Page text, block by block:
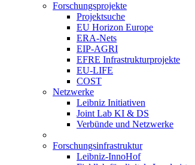
Forschungsprojekte
Projektsuche
EU Horizon Europe
ERA-Nets
EIP-AGRI
EFRE Infrastrukturprojekte
EU-LIFE
COST
Netzwerke
Leibniz Initiativen
Joint Lab KI & DS
Verbünde und Netzwerke
Forschungsinfrastruktur
Leibniz-InnoHof